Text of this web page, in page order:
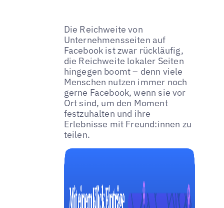
Die Reichweite von
Unternehmensseiten auf
Facebook ist zwar rückläufig,
die Reichweite lokaler Seiten
hingegen boomt – denn viele
Menschen nutzen immer noch
gerne Facebook, wenn sie vor
Ort sind, um den Moment
festzuhalten und ihre
Erlebnisse mit Freund:innen zu
teilen.